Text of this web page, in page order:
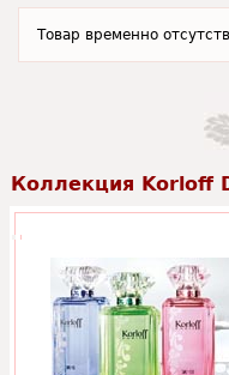
Товар временно
Коллекция Korloff